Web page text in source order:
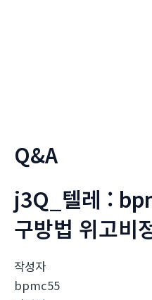
Q&A
j3Q_텔레 :
구방법 위고비
작성자
bpmc55